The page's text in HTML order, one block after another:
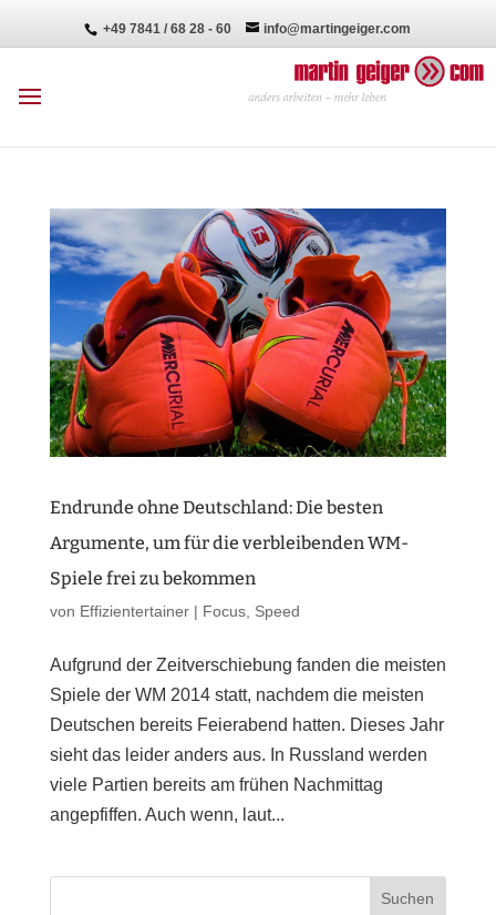
+49 7841 / 68 28 - 60 info@martingeiger.com
Endrunde ohne Deutschland: Die besten
Argumente, um für die verbleibenden WM-
Spiele frei zu bekommen
von Effizientertainer| Focus, Speed
Aufgrund der Zeitverschiebung fanden die meisten
Spiele der WM 2014 statt, nachdem die meisten
Deutschen bereits Feierabend hatten. Dieses Jahr
sieht das leider anders aus. In Russland werden
viele Partien bereits am frühen Nachmittag
angepfiffen. Auch wenn, laut...